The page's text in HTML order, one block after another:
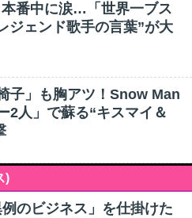
番中に涙…「世界一ブス
ジェンド歌手の言葉”が大
子」も胸アツ！Snow Man
2人」で蘇る“キスマイ＆
)
のビジネス」を仕掛けた